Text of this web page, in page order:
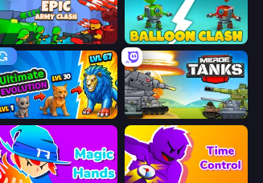
Epic Army Clash Balloon Clash
Ultimate Evolution Merge Master Tanks: Tank Wars